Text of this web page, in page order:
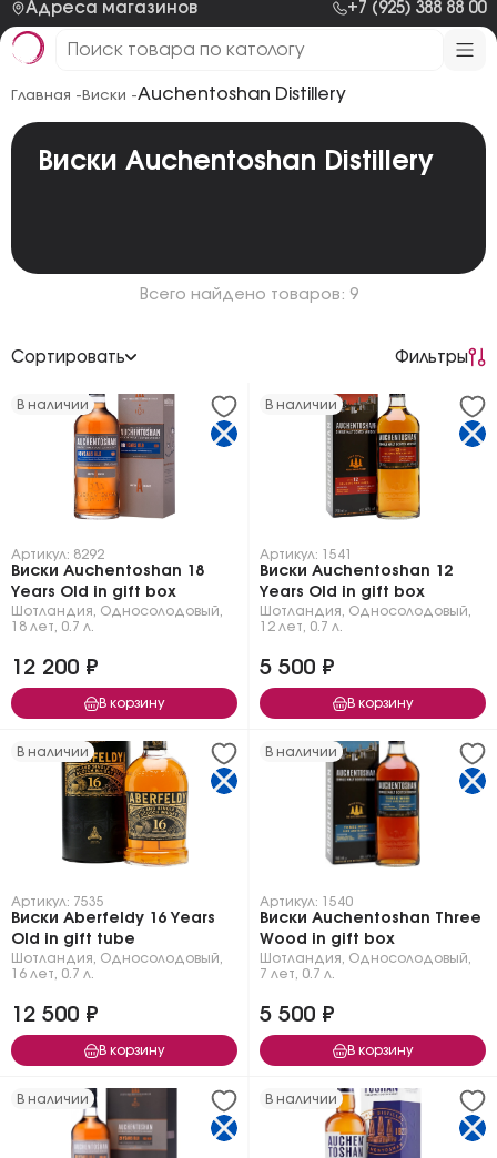
Адреса магазинов +7 (925) 388 88 00
Главная - Виски -Auchentoshan Distillery
Виски Auchentoshan Distillery
Всего найдено товаров: 9
Сортировать Фильтры
В наличии
Артикул: 8292
Виски Auchentoshan 18
Years Old in gift box
Шотландия Односолодовый
18 лет
0.7 л.
12 200 ₽
В корзину
В наличии
Артикул: 1541
Виски Auchentoshan 12
Years Old in gift box
Шотландия Односолодовый
12 лет
0.7 л.
5 500 ₽
В корзину
В наличии
Артикул: 7535
Виски Aberfeldy 16 Years
Old in gift tube
Шотландия Односолодовый
16 лет
0.7 л.
12 500 ₽
В корзину
В наличии
Артикул: 1540
Виски Auchentoshan Three
Wood in gift box
Шотландия Односолодовый
7 лет
0.7 л.
5 500 ₽
В корзину
В наличии В наличии